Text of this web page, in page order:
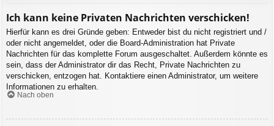
Ich kann keine Privaten Nachrichten verschicken!
Hierfür kann es drei Gründe geben: Entweder bist du nicht registriert und /
oder nicht angemeldet, oder die Board-Administration hat Private
Nachrichten für das komplette Forum ausgeschaltet. Außerdem könnte es
sein, dass der Administrator dir das Recht, Private Nachrichten zu
verschicken, entzogen hat. Kontaktiere einen Administrator, um weitere
Informationen zu erhalten.
Nach oben